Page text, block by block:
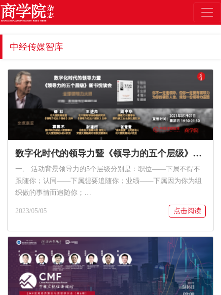
中经传媒智库
数字化时代的领导力暨《领导力的五个层级》新书悦读会
一、 活动背景领导力的5个层级分别是：职位——下属不得不
跟随你；认同——下属想要追随你；业绩——下属因为你为组
织做的事情而追随你；…
2023/05/05 点击阅读